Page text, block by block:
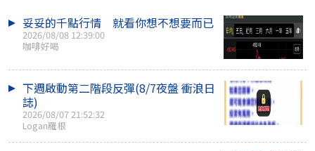
妥妥的千點行情 就看你想不想要而已
2026/08/08 12:39:00
咖啡好喝
下週啟動第二階段反彈(8/7夜盤 衝浪日
誌)
2026/08/07 21:52:32
Logan羅根